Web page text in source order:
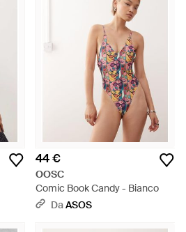
44 €
OOSC
Comic Book Candy - Bianco
DaASOS